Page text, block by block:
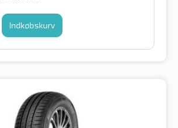
Indkøbskurv